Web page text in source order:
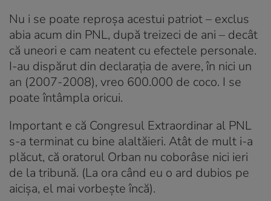
Nu i se poate reproșa acestui patriot – exclus
abia acum din PNL, după treizeci de ani – decât
că uneori e cam neatent cu efectele personale.
I-au dispărut din declarația de avere, în nici un
an (2007-2008), vreo 600.000 de coco. I se
poate întâmpla oricui.
Important e că Congresul Extraordinar al PNL
s-a terminat cu bine alaltăieri. Atât de mult i-a
plăcut, că oratorul Orban nu coborâse nici ieri
de la tribună. (La ora când eu o ard dubios pe
aicișa, el mai vorbește încă).